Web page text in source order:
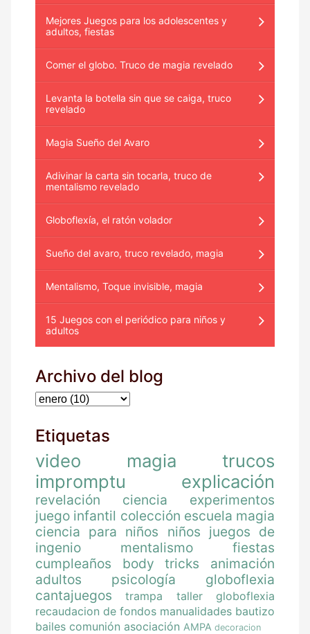
Mejores Juegos para los adolescentes y
adultos, fiestas
Comer el globo. Truco de magia revelado
Levanta la botella sin que se caiga, truco
revelado
Magia Sueño del Avaro
Adivinar la carta sin tocarla, truco de
mentalismo revelado
Globoflexía, el ratón volador
Sueño del avaro, truco revelado, magia
Mentalismo, Toque invisible, magia
15 Juegos con el periódico para niños y
adultos
Archivo del blog
Etiquetas
video magia
trucos
impromptu
explicación
revelación ciencia
experimentos
juego infantil colección escuela magia
ciencia para niños
niños juegos de
ingenio
mentalismo
fiestas
cumpleaños
body tricks
animación
adultos
psicología
globoflexia
cantajuegos
trampa
taller globoflexia
recaudacion de fondos manualidades bautizo
bailes comunión asociación AMPA decoracion